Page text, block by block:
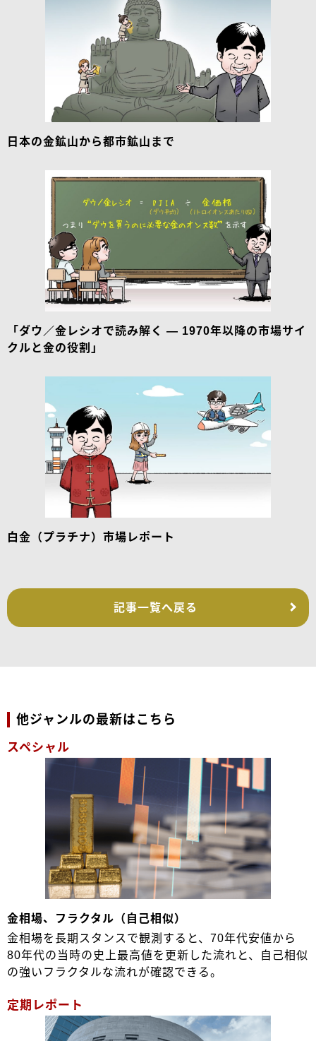
日本の金鉱山から都市鉱山まで
「ダウ／金レシオで読み解く — 1970年以降の市場サイ
クルと金の役割」
白金（プラチナ）市場レポート
記事一覧へ戻る
他ジャンルの最新はこちら
スペシャル
金相場、フラクタル（自己相似）
金相場を長期スタンスで観測すると、70年代安値から
80年代の当時の史上最高値を更新した流れと、自己相似
の強いフラクタルな流れが確認できる。
定期レポート